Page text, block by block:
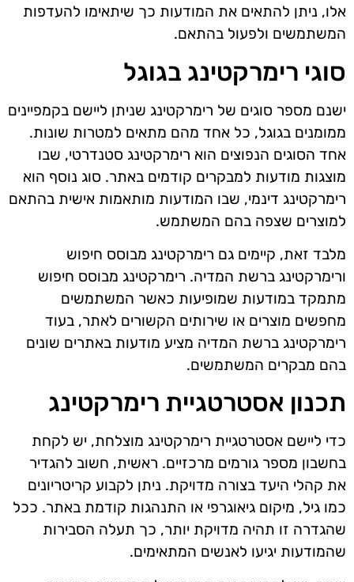
אלו, ניתן להתאים את המודעות כך שיתאימו להעדפות
המשתמשים ולפעול בהתאם.
סוגי רימרקטינג בגוגל
ישנם מספר סוגים של רימרקטינג שניתן ליישם בקמפיינים
ממומנים בגוגל, כל אחד מהם מתאים למטרות שונות.
אחד הסוגים הנפוצים הוא רימרקטינג סטנדרטי, שבו
מוצגות מודעות למבקרים קודמים באתר. סוג נוסף הוא
רימרקטינג דינמי, שבו המודעות מותאמות אישית בהתאם
למוצרים שצפה בהם המשתמש.
מלבד זאת, קיימים גם רימרקטינג מבוסס חיפוש
ורימרקטינג ברשת המדיה. רימרקטינג מבוסס חיפוש
מתמקד במודעות שמופיעות כאשר המשתמשים
מחפשים מוצרים או שירותים הקשורים לאתר, בעוד
רימרקטינג ברשת המדיה מציע מודעות באתרים שונים
בהם מבקרים המשתמשים.
תכנון אסטרטגיית רימרקטינג
כדי ליישם אסטרטגיית רימרקטינג מוצלחת, יש לקחת
בחשבון מספר גורמים מרכזיים. ראשית, חשוב להגדיר
את קהלי היעד בצורה מדויקת. ניתן לקבוע קריטריונים
כמו גיל, מיקום גיאוגרפי או התנהגות קודמת באתר. ככל
שהגדרה זו תהיה מדויקת יותר, כך תעלה הסבירות
שהמודעות יגיעו לאנשים המתאימים.